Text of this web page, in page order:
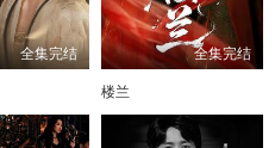
全集完结 全集完结
楼兰